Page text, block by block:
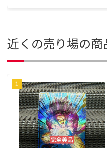
近くの売り場の商